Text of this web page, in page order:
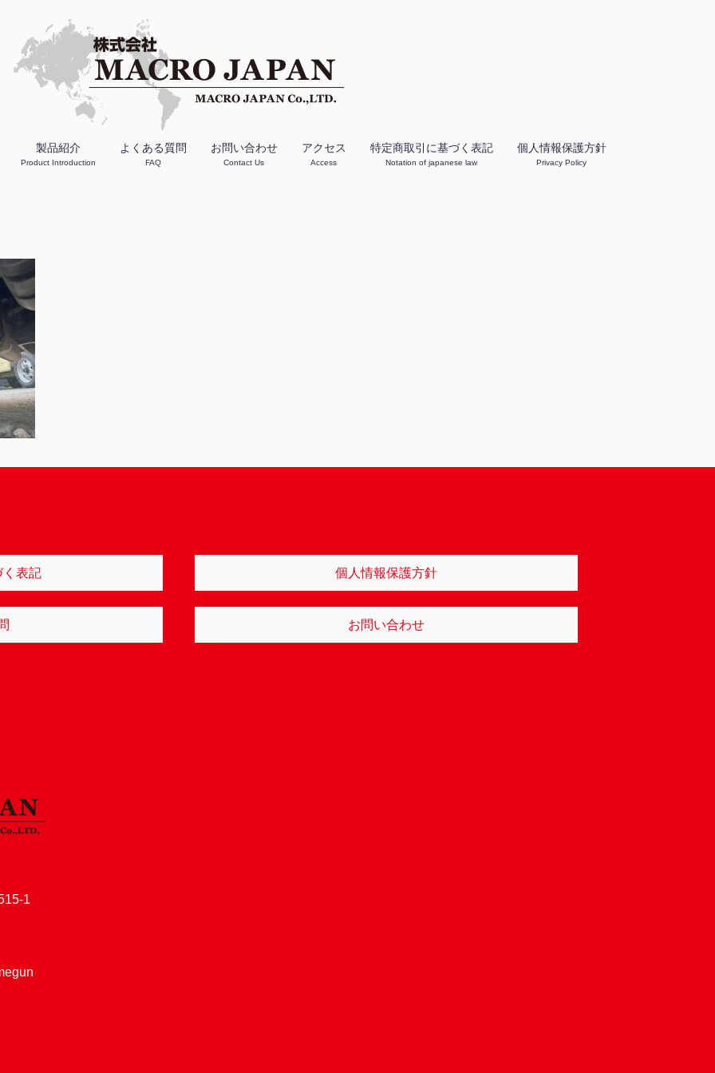
製品紹介
Product Introduction
よくある質問
FAQ
お問い合わせ
Contact Us
アクセス
Access
特定商取引に基づく表記
Notation of japanese law
個人情報保護方針
Privacy Policy
く表記 個人情報保護方針
お問い合わせ
1